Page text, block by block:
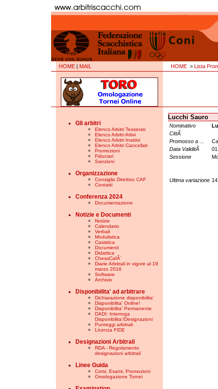
HOME | MAIL HOME > Lista
Gli arbitri
Elenco Arbitri Tesserati
Elenco Arbitri Attivi
Elenco Arbitri Inattivi
Elenco Arbitri Cancellati
Promozioni
Fiduciari
Sanzioni
Organizzazione
Consiglio Direttivo CAF
Contatti
Conferenza 2024
Documentazione
Notizie e Documenti
Notizie
Calendario
Verbali
Modulistica
Casistica
Documenti
Didattica
ChessCafÃ¨
Diarie Arbitrali in vigore al 19
marzo 2016
Software
Archivio
Disponibilita' ad arbitrare
Dichiarazione disponibilita'
Disponibilita' Online!
Disponibilita' Permanente
DADI: Interroga
Disponibilita'/Designazioni
Punteggi arbitrali
Licenza FIDE
Designazioni Arbitrali
RDA - Regolamento
designazioni arbitrali
Linee Guida
Corsi, Esami, Promozioni
Omologazione Tornei
Lucchi Sauro
Nominativo
CittÃ
Promosso a ...
Data ValiditÃ
Sessione
Ultima variazione